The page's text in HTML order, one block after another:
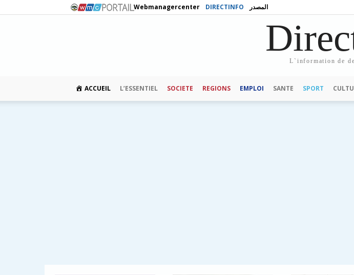
Webmanagercenter DIRECTINFO المصدر
L`information de
ACCUEIL L’ESSENTIEL SOCIETE REGIONS EMPLOI SANTE SPORT